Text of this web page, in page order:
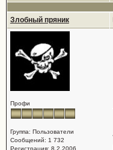
Злобный пряник
Профи
Группа: Пользователи
Сообщений: 1 732
Регистрация: 8.2.2006